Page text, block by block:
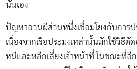
นั่นเอง
ปัญหาอวนผีส่วนหนึ่งเชื่อมโยงกับการ
เนื่องจากเรือประมงเหล่านั้นมักใช้วิธีตั
หนีและหลีกเลี่ยงเจ้าหน้าที่ ในขณะที่อี